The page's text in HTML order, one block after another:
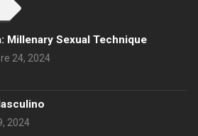
Millenary Sexual Technique
24, 2024
2024